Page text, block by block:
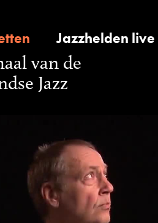
Jazzhelden live
van de
Jazz